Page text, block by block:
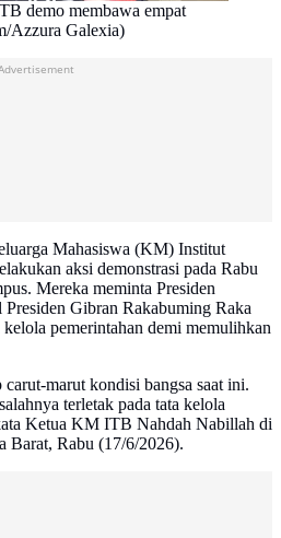
demo membawa empat
Azzura Galexia)
Mahasiswa (KM) Institut
aksi demonstrasi pada Rabu
Mereka meminta Presiden
Gibran Rakabuming Raka
kelola pemerintahan demi memulihkan
marut kondisi bangsa saat ini.
terletak pada tata kelola
Ketua KM ITB Nahdah Nabillah di
Barat, Rabu (17/6/2026).